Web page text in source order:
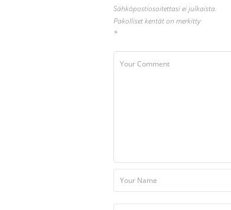
Sähköpostiosoitettasi ei julkaista.
Pakolliset kentät on merkitty
*